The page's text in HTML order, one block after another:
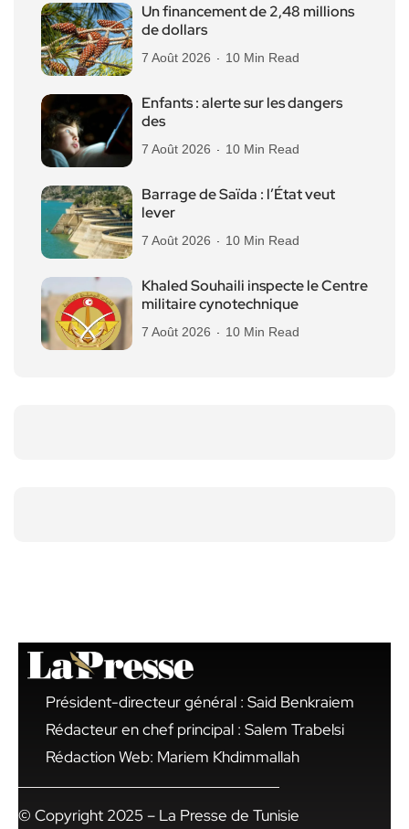
Un financement de 2,48 millions
de dollars
7 Août 2026 10 Min Read
Enfants : alerte sur les dangers
des
7 Août 2026 10 Min Read
Barrage de Saïda : l’État veut
lever
7 Août 2026 10 Min Read
Khaled Souhaili inspecte le Centre
militaire cynotechnique
7 Août 2026 10 Min Read
Président-directeur général : Said Benkraiem
Rédacteur en chef principal : Salem Trabelsi
Rédaction Web: Mariem Khdimmallah
© Copyright 2025 – La Presse de Tunisie